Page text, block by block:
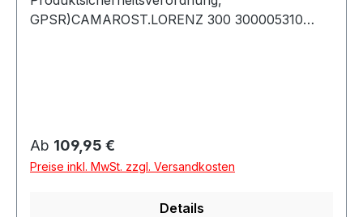
GPSR)CAMAROST.LORENZ 300 300005310
Regulärer Preis:
Ab 109,95 €
Preise inkl. MwSt. zzgl. Versandkosten
Details